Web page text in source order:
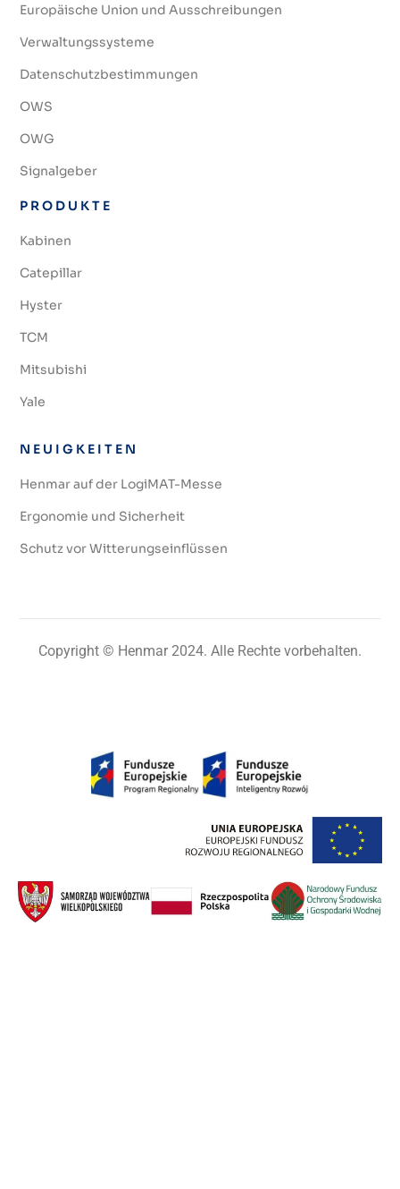
Europäische Union und Ausschreibungen
Verwaltungssysteme
Datenschutzbestimmungen
OWS
OWG
Signalgeber
PRODUKTE
Kabinen
Catepillar
Hyster
TCM
Mitsubishi
Yale
NEUIGKEITEN
Henmar auf der LogiMAT-Messe
Ergonomie und Sicherheit
Schutz vor Witterungseinflüssen
Copyright © Henmar 2024. Alle Rechte vorbehalten.